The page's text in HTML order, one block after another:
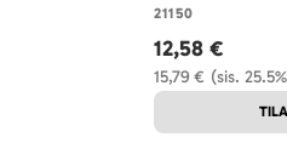
21150
(sis.
15,79 €
12,58 €